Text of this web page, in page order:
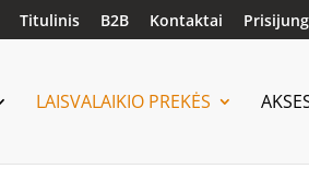
Titulinis B2B Kontaktai
LAISVALAIKIO PREKĖS